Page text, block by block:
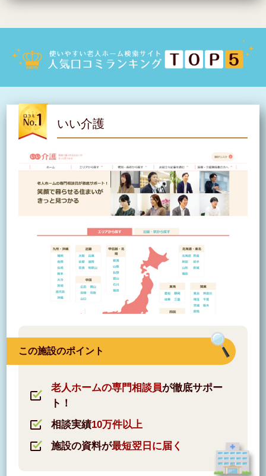
いい介護
この施設のポイント
老人ホームの専門相談員が徹底サポー
ト！
相談実績10万件以上
施設の資料が最短翌日に届く